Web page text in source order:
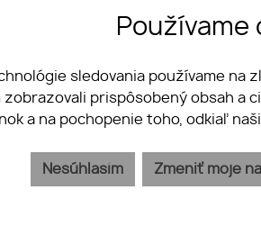
02 Bratislava - mestská časť Staré Mesto
+421 950 356 356
Používame
sledovania používame na
zobrazovali prispôsobený obsah a
a na pochopenie toho, odkiaľ
Nesúhlasím Zmeniť moje